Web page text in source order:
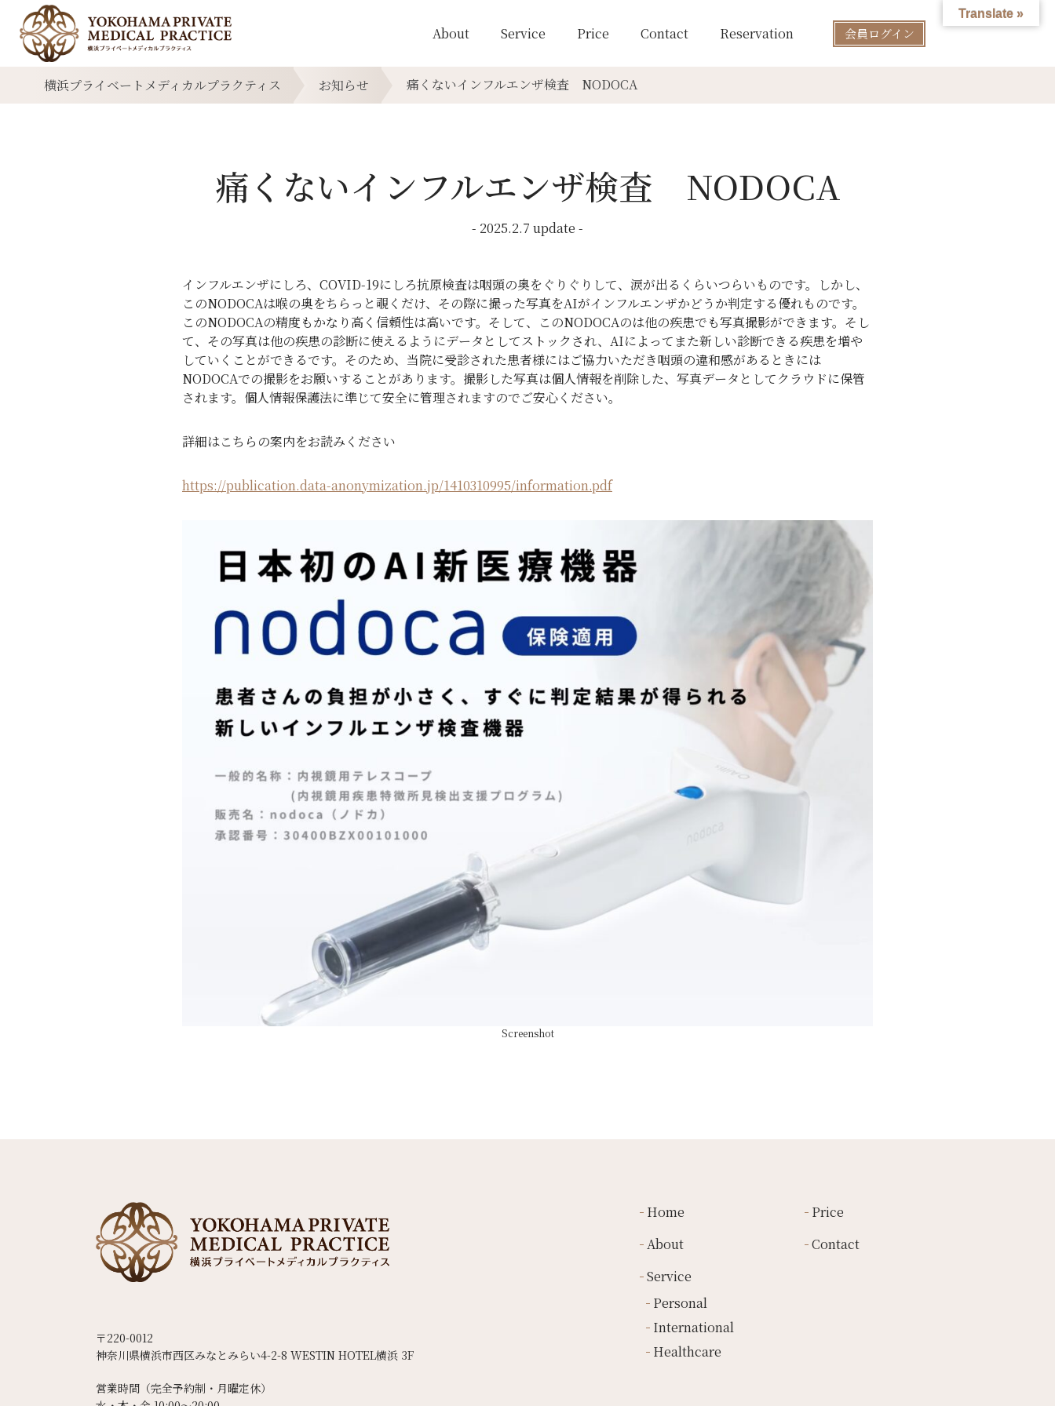
About Service Price Contact Reservation 会員ログイン
横浜プライベートメディカルプラクティス お知らせ 痛くないインフルエンザ検査 NODOCA
痛くないインフルエンザ検査 NODOCA
- 2025.2.7 update -
インフルエンザにしろ、COVID-19にしろ抗原検査は咽頭の奥をぐりぐりして、涙が出るくらいつらいものです。しかし、
このNODOCAは喉の奥をちらっと覗くだけ、その際に撮った写真をAIがインフルエンザかどうか判定する優れものです。
このNODOCAの精度もかなり高く信頼性は高いです。そして、このNODOCAのは他の疾患でも写真撮影ができます。そし
て、その写真は他の疾患の診断に使えるようにデータとしてストックされ、AIによってまた新しい診断できる疾患を増や
していくことができるです。そのため、当院に受診された患者様にはご協力いただき咽頭の違和感があるときには
NODOCAでの撮影をお願いすることがあります。撮影した写真は個人情報を削除した、写真データとしてクラウドに保管
されます。個人情報保護法に準じて安全に管理されますのでご安心ください。
詳細はこちらの案内をお読みください
https://publication.data-anonymization.jp/1410310995/information.pdf
Screenshot
〒220-0012
神奈川県横浜市西区みなとみらい4-2-8 WESTIN HOTEL横浜 3F
営業時間（完全予約制・月曜定休）
Home
Price
About
Contact
Service
Personal
International
Healthcare
Translate »